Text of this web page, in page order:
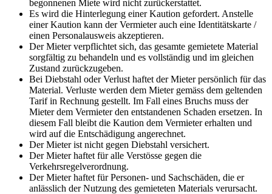
begonnenen Miete wird nicht zurückerstattet.
Es wird die Hinterlegung einer Kaution gefordert. Anstelle
einer Kaution kann der Vermieter auch eine Identitätskarte /
einen Personalausweis akzeptieren.
Der Mieter verpflichtet sich, das gesamte gemietete Material
sorgfältig zu behandeln und es vollständig und im gleichen
Zustand zurückzugeben.
Bei Diebstahl oder Verlust haftet der Mieter persönlich für das
Material. Verluste werden dem Mieter gemäss dem geltenden
Tarif in Rechnung gestellt. Im Fall eines Bruchs muss der
Mieter dem Vermieter den entstandenen Schaden ersetzen. In
diesem Fall bleibt die Kaution dem Vermieter erhalten und
wird auf die Entschädigung angerechnet.
Der Mieter ist nicht gegen Diebstahl versichert.
Der Mieter haftet für alle Verstösse gegen die
Verkehrsregelverordnung.
Der Mieter haftet für Personen- und Sachschäden, die er
anlässlich der Nutzung des gemieteten Materials verursacht.